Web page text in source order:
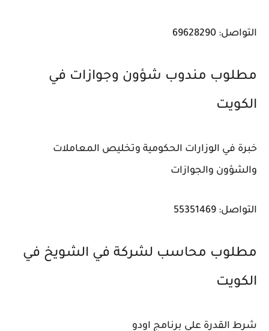
التواصل: 69628290
مطلوب مندوب شؤون وجوازات في
الكويت
خبرة في الوزارات الحكومية وتخليص المعاملات
والشؤون والجوازات
التواصل: 55351469
مطلوب محاسب لشركة في الشويخ في
الكويت
شرط القدرة على برنامج اودو